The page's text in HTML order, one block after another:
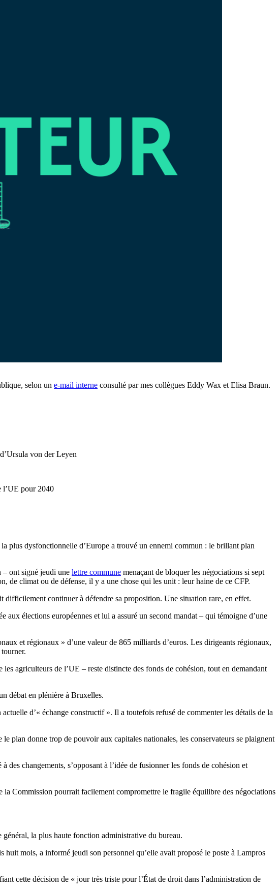
selon un e-mail interne consulté par mes collègues Eddy Wax et Elisa Braun.
von der Leyen
l’UE pour 2040
plus dysfonctionnelle d’Europe a trouvé un ennemi commun : le brillant plan
– ont signé jeudi une lettre commune menaçant de bloquer les négociations si sept
de climat ou de défense, il y a une chose qui les unit : leur haine de ce CFP.
continuer à défendre sa proposition. Une situation rare, en effet.
élections européennes et lui a assuré un second mandat – qui témoigne d’une
et régionaux » d’une valeur de 865 milliards d’euros. Les dirigeants régionaux,
agriculteurs de l’UE – reste distincte des fonds de cohésion, tout en demandant
débat en plénière à Bruxelles.
d’« échange constructif ». Il a toutefois refusé de commenter les détails de la
plan donne trop de pouvoir aux capitales nationales, les conservateurs se plaignent
changements, s’opposant à l’idée de fusionner les fonds de cohésion et
Commission pourrait facilement compromettre le fragile équilibre des négociations
la plus haute fonction administrative du bureau.
mois, a informé jeudi son personnel qu’elle avait proposé le poste à Lampros
cette décision de « jour très triste pour l’État de droit dans l’administration de